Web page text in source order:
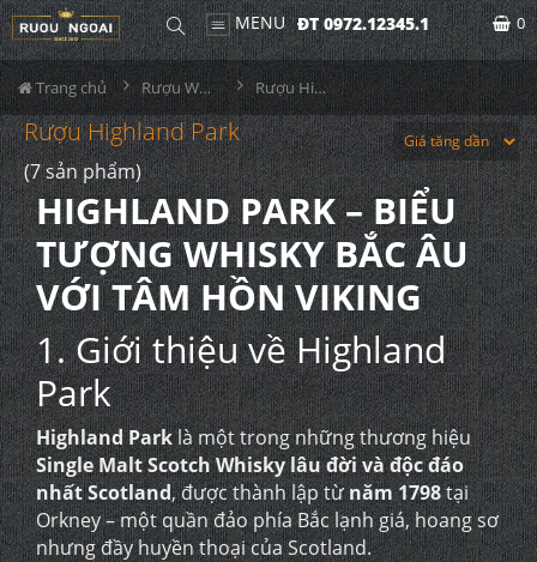
MENU ĐT 0972.12345.1 0
Trang chủ Rượu Whisky Rượu Highland Park
Rượu Highland Park
(7 sản phẩm)
HIGHLAND PARK – BIỂU
TƯỢNG WHISKY BẮC ÂU
VỚI TÂM HỒN VIKING
1. Giới thiệu về Highland
Park
Highland Parklà một trong những thương hiệu
Single Malt Scotch Whisky lâu đời và độc đáo
nhất Scotland, được thành lập từnăm 1798tại
Orkney – một quần đảo phía Bắc lạnh giá, hoang sơ
nhưng đầy huyền thoại của Scotland.